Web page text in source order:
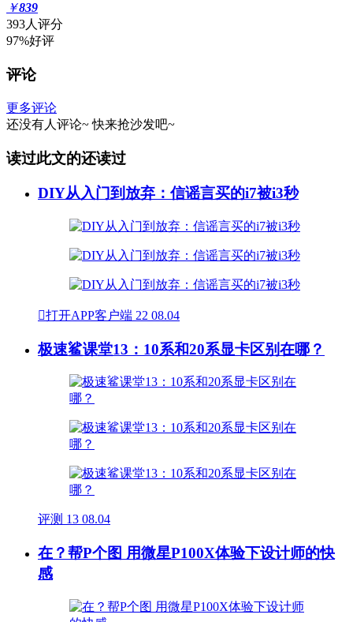
￥839
393人评分
97%好评
评论
更多评论
还没有人评论~ 快来抢沙发吧~
读过此文的还读过
DIY从入门到放弃：信谣言买的i7被i3秒
打开APP客户端 22 08.04
极速鲨课堂13：10系和20系显卡区别在哪？
评测 13 08.04
在？帮P个图 用微星P100X体验下设计师的快
感